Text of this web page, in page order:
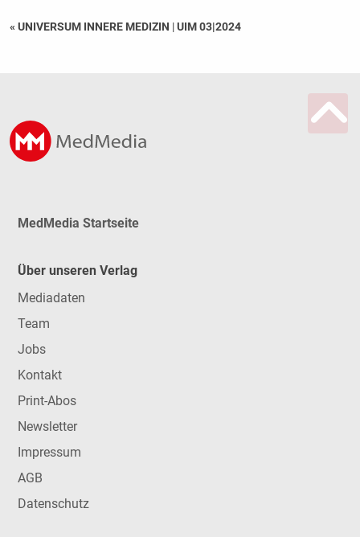
« UNIVERSUM INNERE MEDIZIN |UIM 03|2024
MedMedia Startseite
Über unseren Verlag
Mediadaten
Team
Jobs
Kontakt
Print-Abos
Newsletter
Impressum
AGB
Datenschutz